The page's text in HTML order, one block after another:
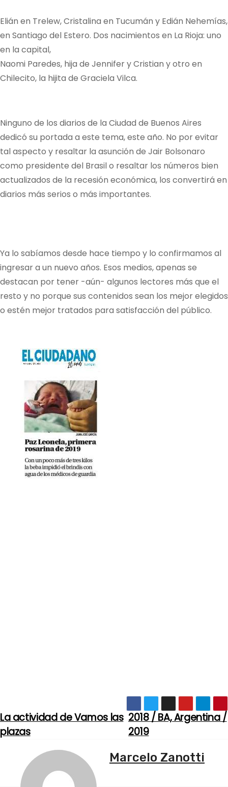
Elián en Trelew, Cristalina en Tucumán y Edián Nehemías,
en Santiago del Estero. Dos nacimientos en La Rioja: uno
en la capital,
Naomi Paredes, hija de Jennifer y Cristian y otro en
Chilecito, la hijita de Graciela Vilca.
Ninguno de los diarios de la Ciudad de Buenos Aires
dedicó su portada a este tema, este año. No por evitar
tal aspecto y resaltar la asunción de Jair Bolsonaro
como presidente del Brasil o resaltar los números bien
actualizados de la recesión económica, los convertirá en
diarios más serios o más importantes.
Ya lo sabíamos desde hace tiempo y lo confirmamos al
ingresar a un nuevo años. Esos medios, apenas se
destacan por tener -aún- algunos lectores más que el
resto y no porque sus contenidos sean los mejor elegidos
o estén mejor tratados para satisfacción del público.
N
a
2018 / BA, Argentina /
2019
La actividad de Vamos las
plazas
Marcelo Zanotti